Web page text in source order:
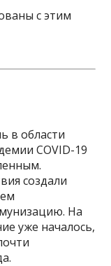
с этим
в области
COVID-19
создали
На
уже началось,